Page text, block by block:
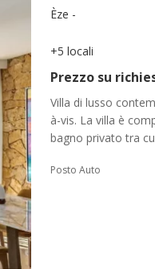
Èze -
+5 locali
Prezzo su
Villa di lusso
à-vis. La villa è
bagno privato tra
Posto Auto